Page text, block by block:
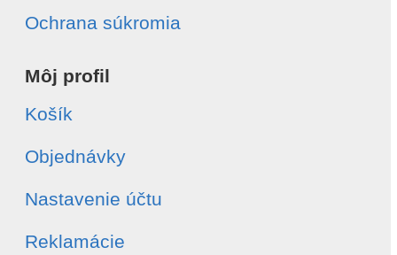
Ochrana súkromia
Môj profil
Košík
Objednávky
Nastavenie účtu
Reklamácie